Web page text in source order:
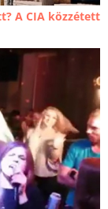
A CIA közzétett